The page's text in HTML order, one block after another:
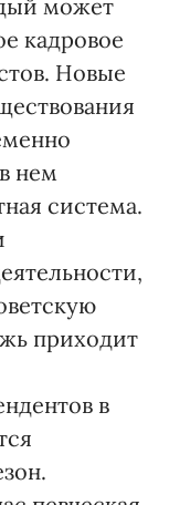
может
кадровое
Новые
нем
система.
приходит
в